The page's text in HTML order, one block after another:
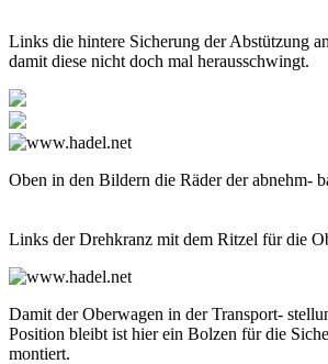
Links die hintere Sicherung der Abstützung
damit diese nicht doch mal herausschwingt.
Oben in den Bildern die Räder der abnehm-
Links der Drehkranz mit dem Ritzel für die
Damit der Oberwagen in der Transport-
Position bleibt ist hier ein Bolzen für die
montiert.